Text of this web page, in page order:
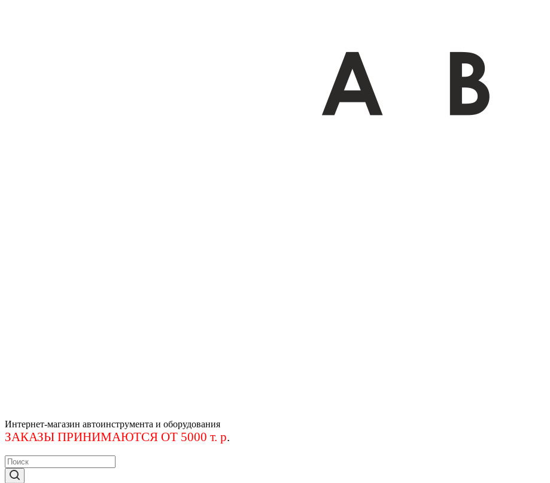
Интернет-магазин автоинструмента и оборудования
ЗАКАЗЫ ПРИНИМАЮТСЯ ОТ 5000 т. р.